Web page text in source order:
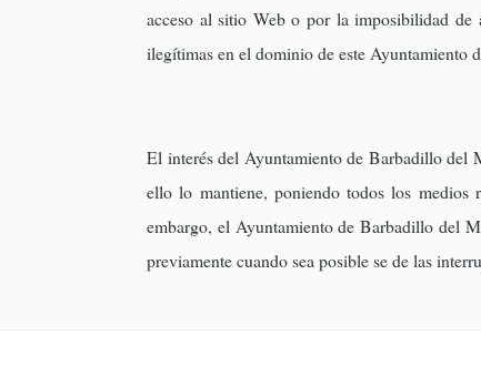
acceso al sitio Web o por la imposibilidad de
ilegítimas en el dominio de este Ayuntamiento
El interés del Ayuntamiento de Barbadillo del
ello lo mantiene, poniendo todos los medios
embargo, el Ayuntamiento de Barbadillo del
previamente cuando sea posible se de las